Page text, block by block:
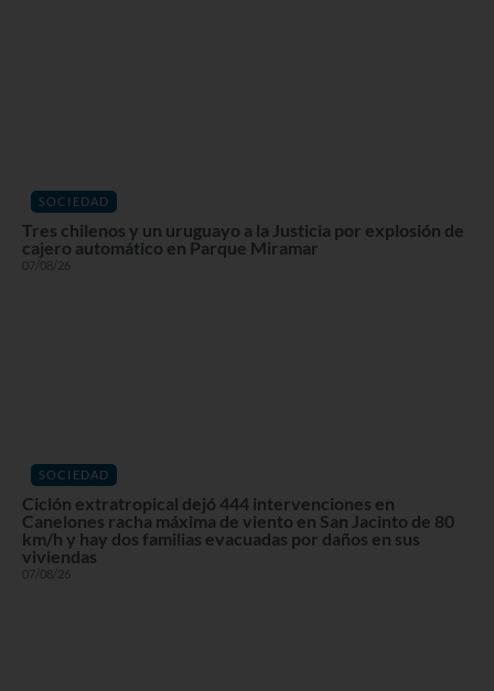
SOCIEDAD
Tres chilenos y un uruguayo a la Justicia por explosión de
cajero automático en Parque Miramar
07/08/26
SOCIEDAD
Ciclón extratropical dejó 444 intervenciones en
Canelones racha máxima de viento en San Jacinto de 80
km/h y hay dos familias evacuadas por daños en sus
viviendas
07/08/26